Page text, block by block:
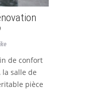
de confort
la salle de
pièce